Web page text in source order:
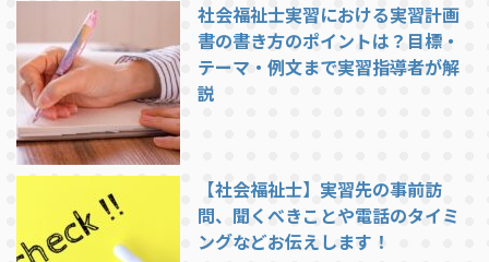
社会福祉士実習における実習計画
書の書き方のポイントは？目標・
テーマ・例文まで実習指導者が解
説
【社会福祉士】実習先の事前訪
問、聞くべきことや電話のタイミ
ングなどお伝えします！